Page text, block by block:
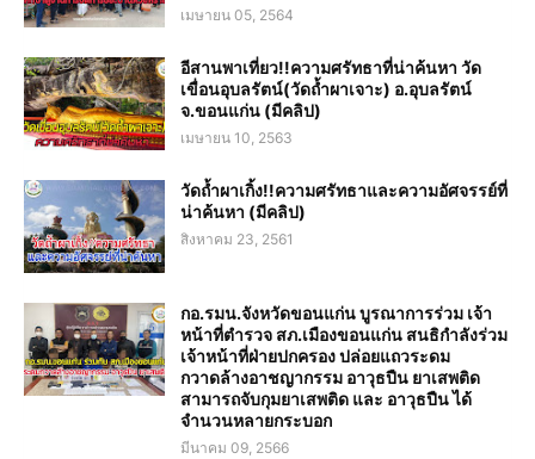
เมษายน 05, 2564
อีสานพาเที่ยว!!ความศรัทธาที่น่าค้นหา วัด
เขื่อนอุบลรัตน์(วัดถ้ำผาเจาะ) อ.อุบลรัตน์
จ.ขอนแก่น (มีคลิป)
เมษายน 10, 2563
วัดถ้ำผาเกิ้ง!!ความศรัทธาและความอัศจรรย์ที่
น่าค้นหา (มีคลิป)
สิงหาคม 23, 2561
กอ.รมน.จังหวัดขอนแก่น บูรณาการร่วม เจ้า
หน้าที่ตำรวจ สภ.เมืองขอนแก่น สนธิกำลังร่วม
เจ้าหน้าที่ฝ่ายปกครอง ปล่อยแถวระดม
กวาดล้างอาชญากรรม อาวุธปืน ยาเสพติด
สามารถจับกุมยาเสพติด และ อาวุธปืน ได้
จำนวนหลายกระบอก
มีนาคม 09, 2566